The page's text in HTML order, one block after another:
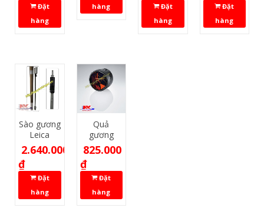
Đặt
hàng
hàng
Đặt
hàng
Đặt
hàng
Sào gương
Leica
GLS11
2.640.000
₫
Đặt
hàng
Quả
gương
Leica 0
khung
825.000
₫
Đặt
hàng